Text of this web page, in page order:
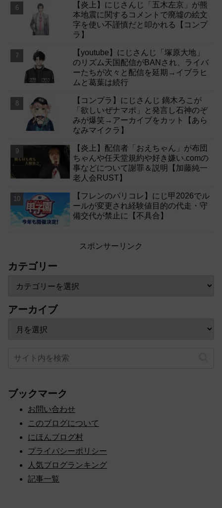
【炎上】にじさんじ「五木左京」が熊
本地震に関するコメントで廃墟の絵文
字を使い不謹慎だと叩かれる【コンプ
ラ】
【youtube】にじさんじ「塚原大地」
のリズム天国配信がBANされ、ライバ
ーたちが次々と配信を延期→イブラヒ
ムと葛葉は続行
【コンプラ】にじさんじ 鏑木ろこが
「欲しいぜナマポ」と発言し石神のぞ
みが爆笑→アーカイブをカット【あら
なみマイクラ】
【炎上】配信者「おえちゃん」が布団
ちゃんや任天堂規約や好き嫌い.comの
事などについて謝罪＆説明【加藤純一
老人会RUST】
【フレンのパリコレ】にじ甲2026でル
ールが変更され経験値目的の代走・守
備交代が禁止に【不具合】
スポンサーリンク
カテゴリー
アーカイブ
ブックマーク
お問い合わせ
このブログについて
にほんブログ村
プライバシーポリシー
人気ブログランキング
記事一覧